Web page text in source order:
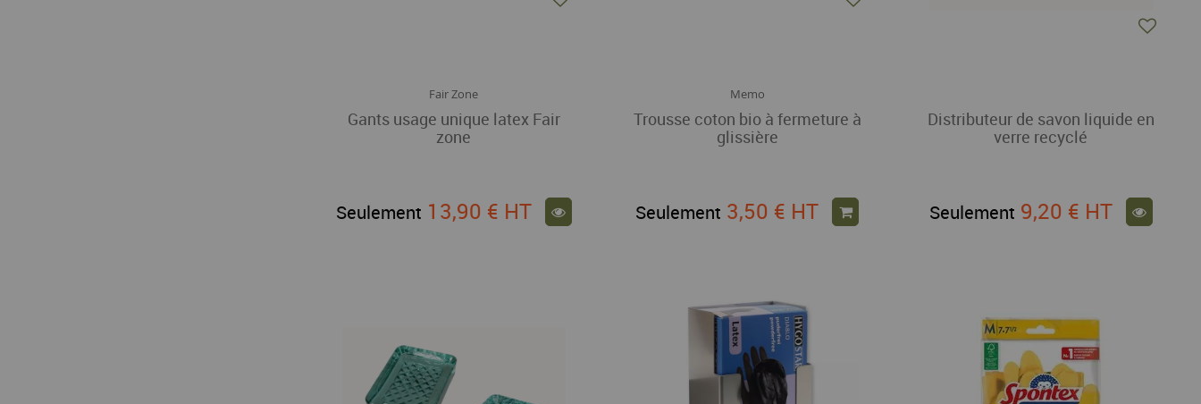
Fair Zone
Gants usage unique latex Fair
zone
Seulement 13,90 € HT
Memo
Trousse coton bio à fermeture à
glissière
Seulement 3,50 € HT
Distributeur de savon liquide en
verre recyclé
Seulement 9,20 € HT